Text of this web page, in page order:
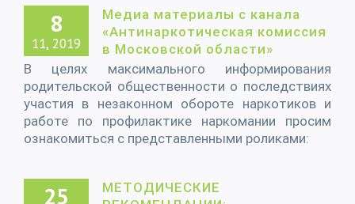
8
11, 2019
Медиа материалы с канала
«Антинаркотическая комиссия
в Московской области»
В целях максимального информирования
родительской общественности о последствиях
участия в незаконном обороте наркотиков и
работе по профилактике наркомании просим
ознакомиться с представленными роликами:
25
МЕТОДИЧЕСКИЕ